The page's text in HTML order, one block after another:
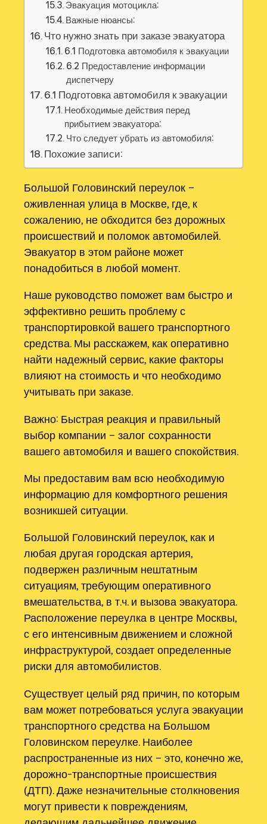
Эвакуация мотоцикла:
Важные нюансы:
Что нужно знать при заказе эвакуатора
6.1 Подготовка автомобиля к эвакуации
6.2 Предоставление информации
диспетчеру
6.1 Подготовка автомобиля к эвакуации
Необходимые действия перед
прибытием эвакуатора:
Что следует убрать из автомобиля:
Похожие записи:
Большой Головинский переулок –
оживленная улица в Москве, где, к
сожалению, не обходится без дорожных
происшествий и поломок автомобилей.
Эвакуатор в этом районе может
понадобиться в любой момент.
Наше руководство поможет вам быстро и
эффективно решить проблему с
транспортировкой вашего транспортного
средства. Мы расскажем, как оперативно
найти надежный сервис, какие факторы
влияют на стоимость и что необходимо
учитывать при заказе.
Важно: Быстрая реакция и правильный
выбор компании – залог сохранности
вашего автомобиля и вашего спокойствия.
Мы предоставим вам всю необходимую
информацию для комфортного решения
возникшей ситуации.
Большой Головинский переулок, как и
любая другая городская артерия,
подвержен различным нештатным
ситуациям, требующим оперативного
вмешательства, в т.ч. и вызова эвакуатора.
Расположение переулка в центре Москвы,
с его интенсивным движением и сложной
инфраструктурой, создает определенные
риски для автомобилистов.
Существует целый ряд причин, по которым
вам может потребоваться услуга эвакуации
транспортного средства на Большом
Головинском переулке. Наиболее
распространенные из них – это, конечно же,
дорожно-транспортные происшествия
(ДТП). Даже незначительные столкновения
могут привести к повреждениям,